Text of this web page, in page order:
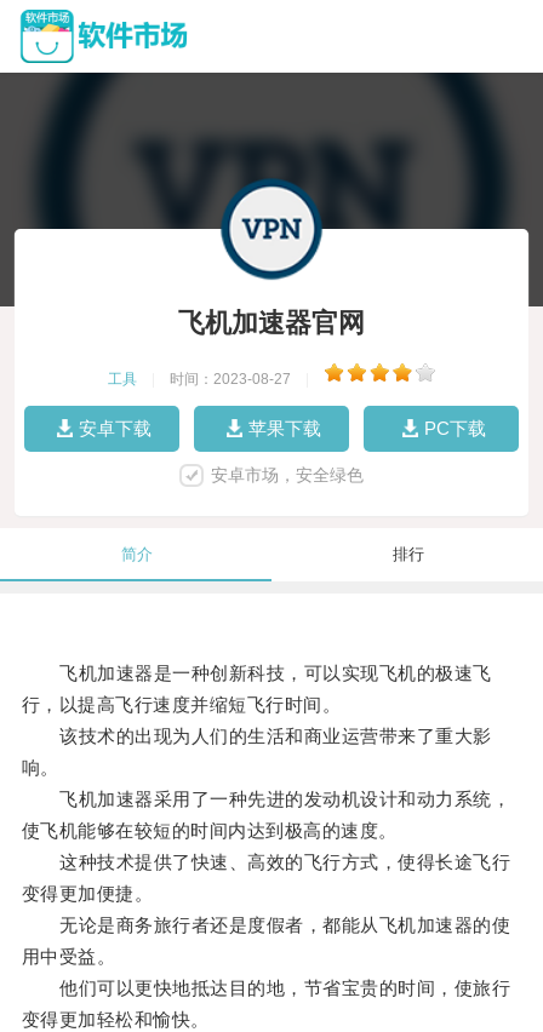
飞机加速器官网
工具 时间：2023-08-27
安卓下载 苹果下载 PC下载
安卓市场，安全绿色
简介 排行
飞机加速器是一种创新科技，可以实现飞机的极速飞
行，以提高飞行速度并缩短飞行时间。
该技术的出现为人们的生活和商业运营带来了重大影
响。
飞机加速器采用了一种先进的发动机设计和动力系统，
使飞机能够在较短的时间内达到极高的速度。
这种技术提供了快速、高效的飞行方式，使得长途飞行
变得更加便捷。
无论是商务旅行者还是度假者，都能从飞机加速器的使
用中受益。
他们可以更快地抵达目的地，节省宝贵的时间，使旅行
变得更加轻松和愉快。